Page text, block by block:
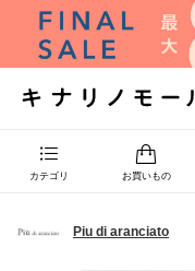
カテゴリ お買いもの
Piu di aranciato